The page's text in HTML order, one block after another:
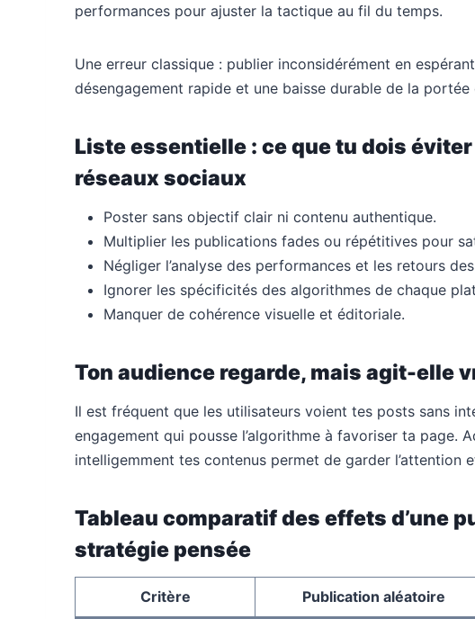
performances pour ajuster la tactique au fil du temps.
Une erreur classique : publier inconsidérément en
désengagement rapide et une baisse durable de la portée
Liste essentielle : ce que tu dois
réseaux sociaux
Poster sans objectif clair ni contenu authentique.
Multiplier les publications fades ou répétitives pour
Négliger l’analyse des performances et les retours
Ignorer les spécificités des algorithmes de chaque
Manquer de cohérence visuelle et éditoriale.
Ton audience regarde, mais agit-elle
Il est fréquent que les utilisateurs voient tes posts sans
engagement qui pousse l’algorithme à favoriser ta page.
intelligemment tes contenus permet de garder l’attention
Tableau comparatif des effets d’une
stratégie pensée
Critère Publication aléatoire